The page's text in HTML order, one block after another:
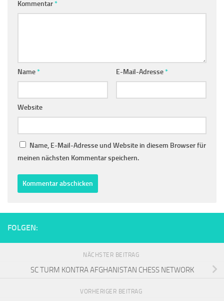
Kommentar*
Name* E-Mail-Adresse*
Website
Name, E-Mail-Adresse und Website in diesem Browser für
meinen nächsten Kommentar speichern.
FOLGEN:
NÄCHSTER BEITRAG
SC TURM KONTRA AFGHANISTAN CHESS NETWORK
VORHERIGER BEITRAG